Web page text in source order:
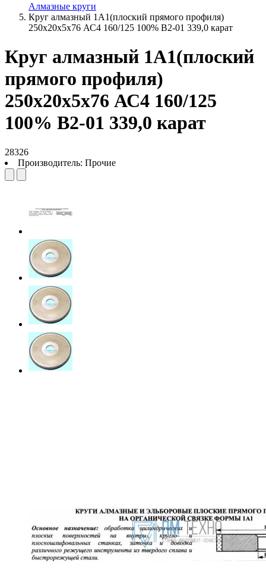
Алмазные круги
Круг алмазный 1А1(плоский прямого профиля)
250х20х5х76 АС4 160/125 100% В2-01 339,0 карат
Круг алмазный 1А1(плоский
прямого профиля)
250х20х5х76 АС4 160/125
100% В2-01 339,0 карат
28326
Производитель: Прочие